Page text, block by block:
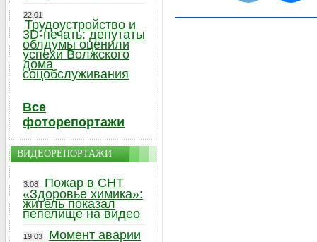
22.01
Трудоустройство и
3D-печать: депутаты
облдумы оценили
успехи Волжского
дома
соцобслуживания
Все
фоторепортажи
ВИДЕОРЕПОРТАЖИ
3.08
Пожар в СНТ
«Здоровье химика»:
житель показал
пепелище на видео
19.03
Момент аварии